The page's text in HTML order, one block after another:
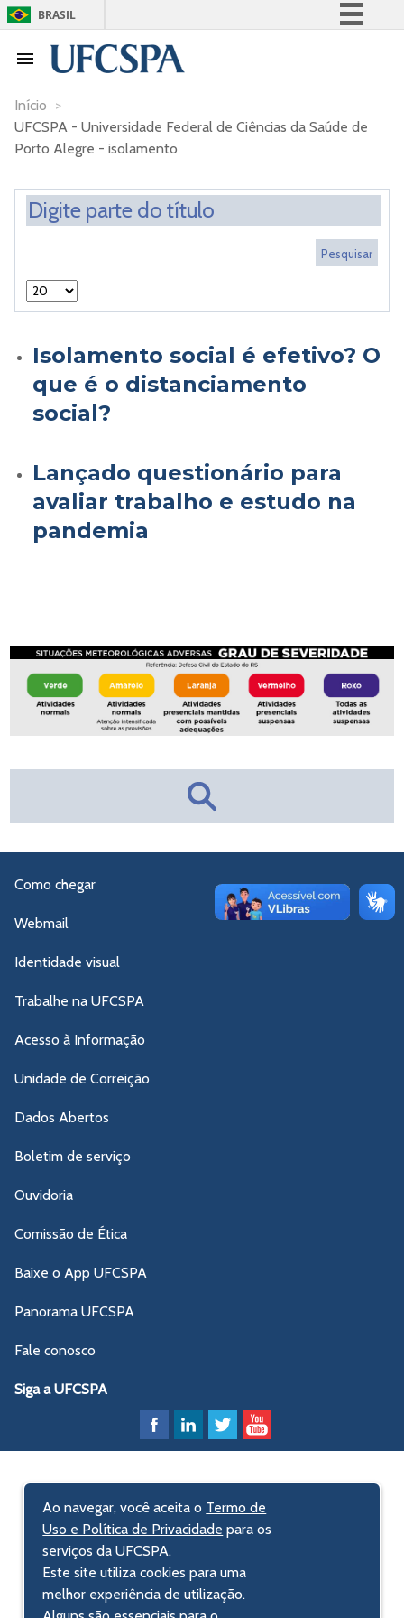
BRASIL
Acesso à informação
Canais
Início >
UFCSPA - Universidade Federal de Ciências da Saúde de
Porto Alegre - isolamento
Isolamento social é efetivo? O
que é o distanciamento
social?
Lançado questionário para
avaliar trabalho e estudo na
pandemia
Como chegar
Webmail
Identidade visual
Trabalhe na UFCSPA
Acesso à Informação
Unidade de Correição
Dados Abertos
Boletim de serviço
Ouvidoria
Comissão de Ética
Baixe o App UFCSPA
Panorama UFCSPA
Fale conosco
Siga a UFCSPA
Ao navegar, você aceita o Termo de
Uso e Política de Privacidade para os
serviços da UFCSPA.
Este site utiliza cookies para uma
melhor experiência de utilização.